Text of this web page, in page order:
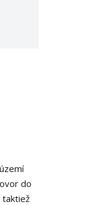
do
taktiež